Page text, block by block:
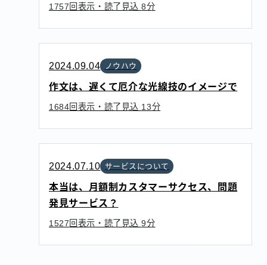
1757回表示・読了見込8分
2024.09.04 ノウハウ
作文は、遅くて厄介な光線技のイメージで
1684回表示・読了見込 13分
2024.07.10 サービスについて
本当は、月額制カスタマーサクセス、問題
発見サービス？
1527回表示・読了見込9分